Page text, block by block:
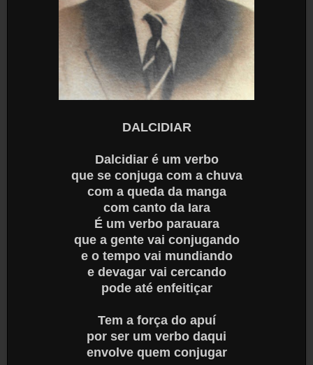
DALCIDIAR
Dalcidiar é um verbo
que se conjuga com a chuva
com a queda da manga
com canto da Iara
É um verbo parauara
que a gente vai conjugando
e o tempo vai mundiando
e devagar vai cercando
pode até enfeitiçar
Tem a força do apuí
por ser um verbo daqui
envolve quem conjugar